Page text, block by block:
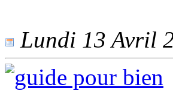
Lundi 13 Avril